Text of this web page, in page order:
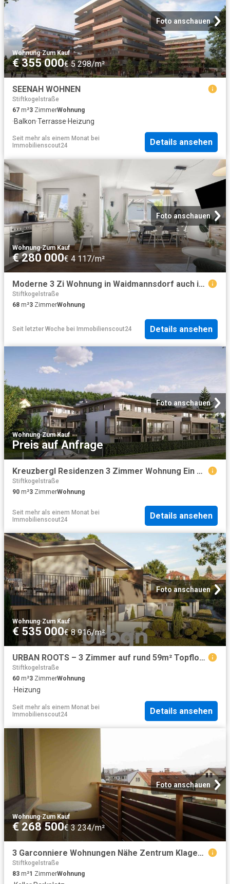
Foto anschauen
Wohnung·Zum Kauf
€ 355 000€ 5 298/m²
SEENAH WOHNEN
Stiftkogelstraße
67 m²3 ZimmerWohnung
·Balkon·Terrasse·Heizung
Seit mehr als einem Monat bei
Immobilienscout24
Details ansehen
Foto anschauen
Wohnung·Zum Kauf
€ 280 000€ 4 117/m²
Moderne 3 Zi Wohnung in Waidmannsdorf auch ideal für ANLEGER AIRBNB Übernahme möglich
Stiftkogelstraße
68 m²3 ZimmerWohnung
Seit letzter Woche bei Immobilienscout24 Details ansehen
Foto anschauen
Wohnung·Zum Kauf
Preis auf Anfrage
Kreuzbergl Residenzen 3 Zimmer Wohnung Ein Projekt von MADILE
Stiftkogelstraße
90 m²3 ZimmerWohnung
Seit mehr als einem Monat bei
Immobilienscout24
Details ansehen
Foto anschauen
Wohnung·Zum Kauf
€ 535 000€ 8 916/m²
URBAN ROOTS – 3 Zimmer auf rund 59m² Topfloor mit Südterrasse
Stiftkogelstraße
60 m²3 ZimmerWohnung
·Heizung
Seit mehr als einem Monat bei
Immobilienscout24
Details ansehen
Foto anschauen
Wohnung·Zum Kauf
€ 268 500€ 3 234/m²
3 Garconniere Wohnungen Nähe Zentrum Klagenfurt zu verkaufen!
Stiftkogelstraße
83 m²1 ZimmerWohnung